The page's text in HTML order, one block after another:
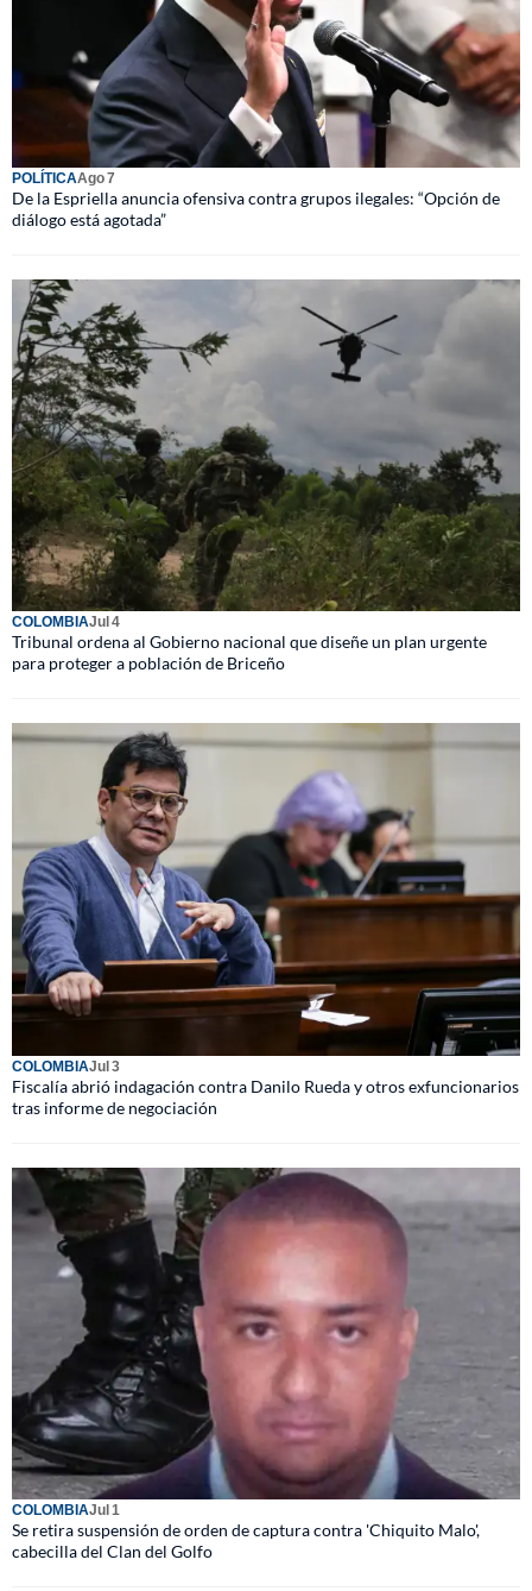
POLÍTICAAgo 7
De la Espriella anuncia ofensiva contra grupos ilegales: “Opción de
diálogo está agotada”
COLOMBIAJul 4
Tribunal ordena al Gobierno nacional que diseñe un plan urgente
para proteger a población de Briceño
COLOMBIAJul 3
Fiscalía abrió indagación contra Danilo Rueda y otros exfuncionarios
tras informe de negociación
COLOMBIAJul 1
Se retira suspensión de orden de captura contra 'Chiquito Malo',
cabecilla del Clan del Golfo